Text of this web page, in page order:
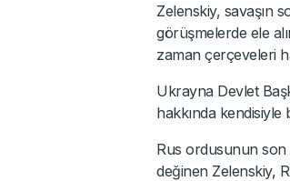
Zelenskiy, savaşın
görüşmelerde ele
zaman çerçeveleri
Ukrayna Devlet
hakkında kendisiyle
Rus ordusunun son
değinen Zelenskiy,